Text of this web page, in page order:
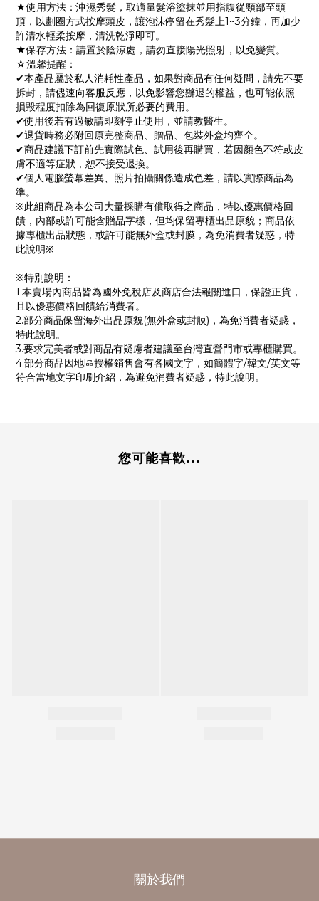
★使用方法：沖濕秀髮，取適量髮浴塗抹並用指腹從頸部至頭
頂，以劃圈方式按摩頭皮，讓泡沫停留在秀髮上1~3分鐘，再加少
許清水輕柔按摩，清洗乾淨即可。
★保存方法：請置於陰涼處，請勿直接陽光照射，以免變質。
☆溫馨提醒：
✔本產品屬於私人消耗性產品，如果對商品有任何疑問，請先不要
拆封，請儘速向客服反應，以免影響您辦退的權益，也可能依照
損毀程度扣除為回復原狀所必要的費用。
✔使用後若有過敏請即刻停止使用，並請教醫生。
✔退貨時務必附回原完整商品、贈品、包裝外盒均齊全。
✔商品建議下訂前先實際試色、試用後再購買，若因顏色不符或皮
膚不適等症狀，恕不接受退換。
✔個人電腦螢幕差異、照片拍攝關係造成色差，請以實際商品為
準。
※此組商品為本公司大量採購有償取得之商品，特以優惠價格回
饋，內部或許可能含贈品字樣，但均保留專櫃出品原貌；商品依
據專櫃出品狀態，或許可能無外盒或封膜，為免消費者疑惑，特
此說明※
※特別說明：
1.本賣場內商品皆為國外免稅店及商店合法報關進口，保證正貨，
且以優惠價格回饋給消費者。
2.部分商品保留海外出品原貌(無外盒或封膜)，為免消費者疑惑，
特此說明。
3.要求完美者或對商品有疑慮者建議至台灣直營門市或專櫃購買。
4.部分商品因地區授權銷售會有各國文字，如簡體字/韓文/英文等
符合當地文字印刷介紹，為避免消費者疑惑，特此說明。
您可能喜歡...
關於我們